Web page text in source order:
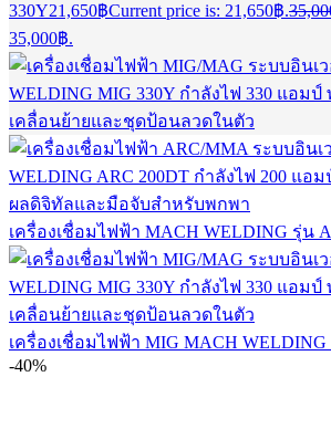
330Y21,650฿Current price is: 21,650฿.
35,000฿.
เครื่องเชื่อมไฟฟ้า MACH WELDING รุ่น
เครื่องเชื่อมไฟฟ้า MIG MACH WELDING
-40%